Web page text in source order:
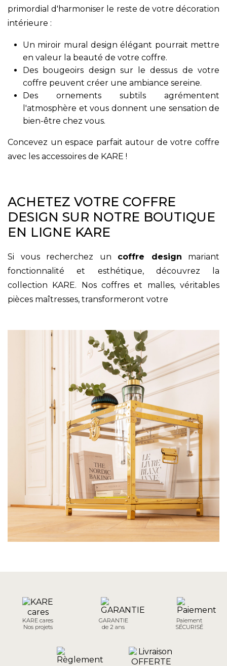
primordial d'harmoniser le reste de votre décoration
intérieure :
Un miroir mural design élégant pourrait mettre
en valeur la beauté de votre coffre.
Des bougeoirs design sur le dessus de votre
coffre peuvent créer une ambiance sereine.
Des ornements subtils agrémentent
l'atmosphère et vous donnent une sensation de
bien-être chez vous.
Concevez un espace parfait autour de votre coffre
avec les accessoires de KARE !
ACHETEZ VOTRE COFFRE
DESIGN SUR NOTRE BOUTIQUE
EN LIGNE KARE
Si vous recherchez un coffre design mariant
fonctionnalité et esthétique, découvrez la
collection KARE. Nos coffres et malles, véritables
pièces maîtresses, transformeront votre
KARE cares
Nos projets
GARANTIE
de 2 ans
Paiement
SÉCURISÉ